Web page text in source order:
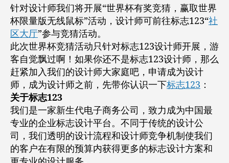
针对设计师我们将开展“世界杯有奖竞猜，赢取世界
杯限量版无线鼠标”活动，设计师可前往标志123“社
区大厅”参与竞猜活动。
此次世界杯竞猜活动只针对标志123设计师开展，游
客自觉飘过啊！如果你还不是标志123设计师，那么
赶紧加入我们的设计师大家庭吧，申请成为设计
师，成为设计师之前，先带你认识一下标志123 ：
关于标志123
我们是一家新生代电子商务公司，致力成为中国最
专业的企业标志设计平台。不同于传统的设计公
司，我们透明的设计流程和设计师竞争机制使我们
的客户在有限的预算内获得更多的标志设计方案和